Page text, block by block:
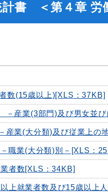
計書 ＜第４章 労
数(15歳以上)[XLS：37KB]
産業(3部門)及び男女並
産業(大分類)及び従業上の
職業(大分類)別－[XLS：
者数[XLS：34KB]
上就業者数及び15歳以上